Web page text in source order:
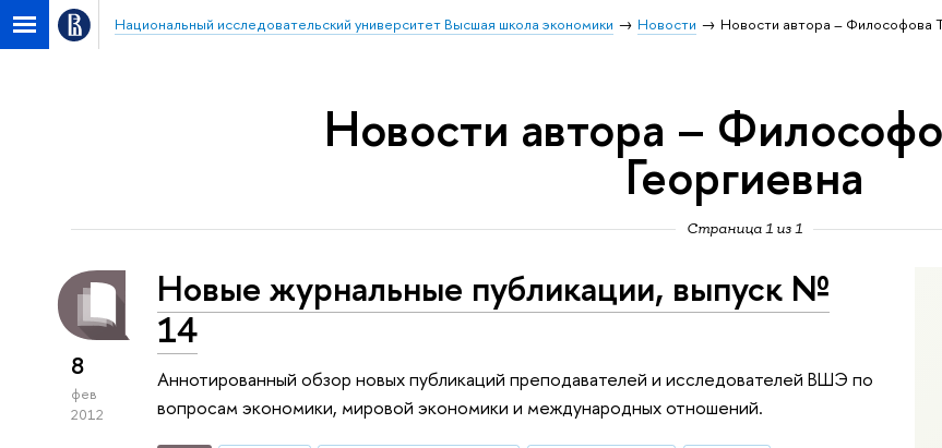
Национальный исследовательский университет Высшая школа экономики Новости Новости автора – Философова
Новости автора –
Георгиевна
Страница 1 из 1
8
фев
2012
Новые журнальные публикации, выпуск №
14
Аннотированный обзор новых публикаций преподавателей и исследователей ВШЭ по
вопросам экономики, мировой экономики и международных отношений.